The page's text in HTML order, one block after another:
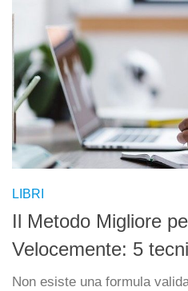
LIBRI
Il Metodo Migliore
Velocemente: 5
Non esiste una formula